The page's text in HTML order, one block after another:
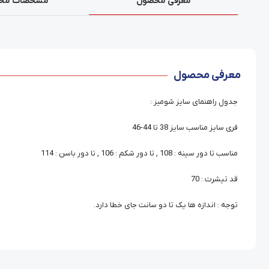
معرفی محصول
جدول راهنمای سایز شومیز :
فری سایز مناسب سایز 38 تا 44-46
مناسب تا دور سینه : 108 , تا دور شکم : 106 , تا دور باسن : 114
قد تیشرت : 70
توجه : اندازه ها یک تا دو سانت جای خطا دارد.